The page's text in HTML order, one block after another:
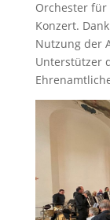
Orchester
Konzert.
Nutzung der
Unterstützer